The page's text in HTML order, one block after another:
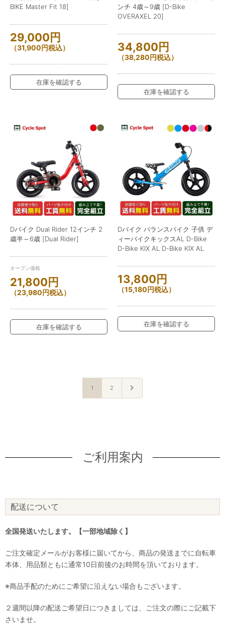
BIKE Master Fit 18]
29,000円
（31,900円税込）
在庫を確認する
ンチ 4歳～9歳 [D-Bike
OVERAXEL 20]
34,800円
（38,280円税込）
在庫を確認する
Dバイク Dual Rider 12インチ 2
歳半～6歳 [Dual Rider]
オープン価格
21,800円
（23,980円税込）
在庫を確認する
Dバイク バランスバイク 子供 デ
ィーバイクキックスAL D-Bike
D-Bike KIX AL D-Bike KIX AL
13,800円
（15,180円税込）
在庫を確認する
1 2
ご利用案内
配送について
全国発送いたします。【一部地域除く】
ご注文確定メールがお客様に届いてから、商品の発送までに自転車
本体、用品類ともに通常10日前後のお時間を頂いております。
※商品手配のためにご希望に沿えない場合もございます。
２週間以降の配送ご希望日につきましては、ご注文の際にご記載下
さいませ。